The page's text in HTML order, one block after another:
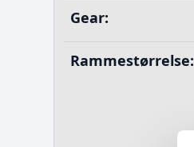
Gear:
Rammestørrelse: